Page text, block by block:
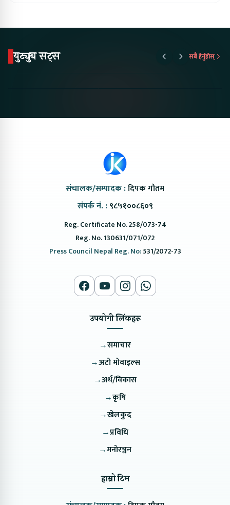
युट्युब सट्स सबै हेर्नुहोस्
संचालक/सम्पादक :दिपक गौतम
संपर्क नं. : ९८५१००८६०९
Reg. Certificate No. 258/073-74
Reg. No. 130631/071/072
Press Council Nepal Reg. No:531/2072-73
उपयोगी लिंकहरु
→समाचार
→अटो मोवाइल्स
→अर्थ/विकास
→कृषि
→खेलकुद
→प्रविधि
→मनोरञ्जन
हाम्रो टिम